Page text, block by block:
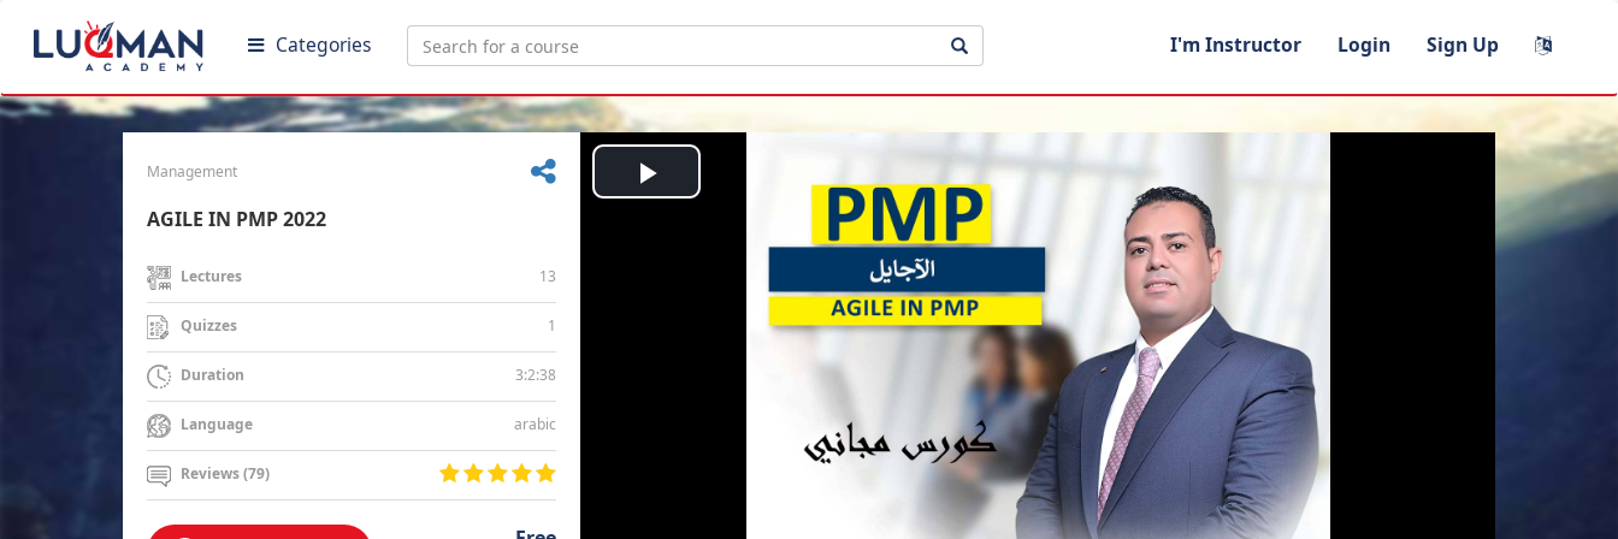
Categories I'm Instructor Login Sign Up
Management
AGILE IN PMP 2022
Lectures 13
Quizzes 1
Duration 3:2:38
Language arabic
Reviews (79)
Play